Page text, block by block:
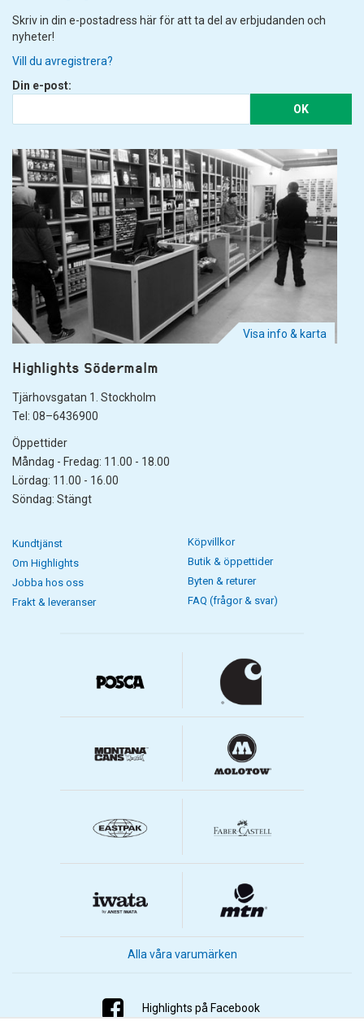
Skriv in din e-postadress här för att ta del av erbjudanden och
nyheter!
Vill du avregistrera?
Din e-post:
OK
Visa info & karta
Highlights Södermalm
Tjärhovsgatan 1. Stockholm
Tel: 08–6436900
Öppettider
Måndag - Fredag: 11.00 - 18.00
Lördag: 11.00 - 16.00
Söndag: Stängt
Kundtjänst
Om Highlights
Jobba hos oss
Frakt & leveranser
Köpvillkor
Butik & öppettider
Byten & returer
FAQ (frågor & svar)
Alla våra varumärken
Highlights på Facebook